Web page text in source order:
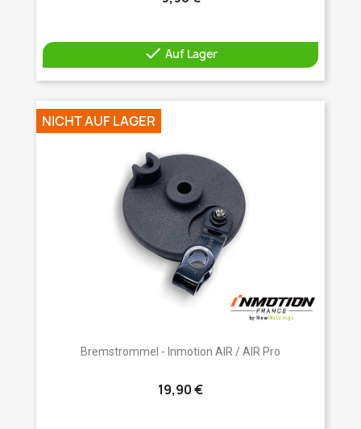
 Auf Lager
Bremstrommel - Inmotion AIR / AIR Pro
19,90 €
NICHT AUF LAGER